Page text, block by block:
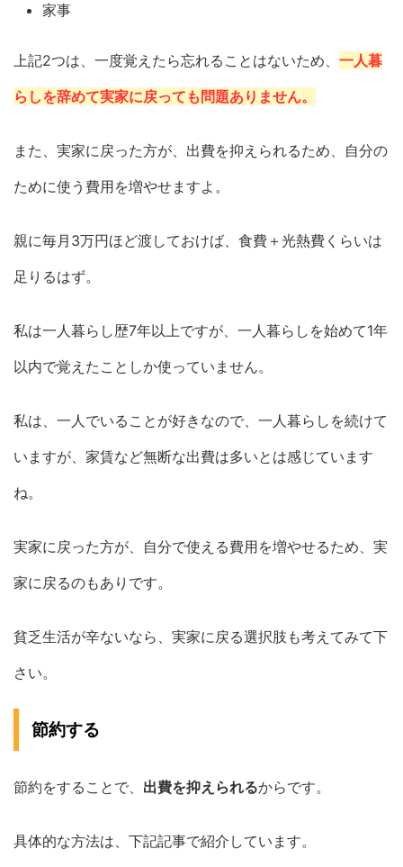
家事
上記2つは、一度覚えたら忘れることはないため、 一人暮
らしを辞めて実家に戻っても問題ありません。
また、実家に戻った方が、出費を抑えられるため、自分の
ために使う費用を増やせますよ。
親に毎月3万円ほど渡しておけば、食費＋光熱費くらいは
足りるはず。
私は一人暮らし歴7年以上ですが、一人暮らしを始めて1年
以内で覚えたことしか使っていません。
私は、一人でいることが好きなので、一人暮らしを続けて
いますが、家賃など無断な出費は多いとは感じています
ね。
実家に戻った方が、自分で使える費用を増やせるため、実
家に戻るのもありです。
貧乏生活が辛ないなら、実家に戻る選択肢も考えてみて下
さい。
節約する
節約をすることで、 出費を抑えられるからです。
具体的な方法は、下記記事で紹介しています。